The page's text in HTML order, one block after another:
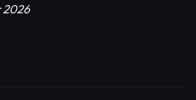
2026